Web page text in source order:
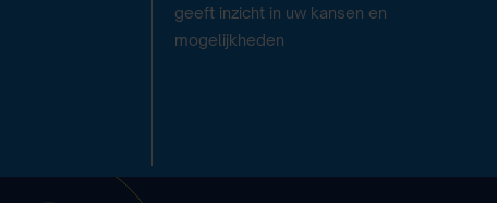
geeft inzicht in uw kansen en
mogelijkheden